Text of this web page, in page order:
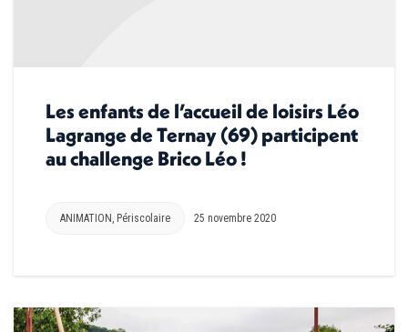
Les enfants de l’accueil de loisirs Léo
Lagrange de Ternay (69) participent
au challenge Brico Léo !
ANIMATION Périscolaire 25 novembre 2020